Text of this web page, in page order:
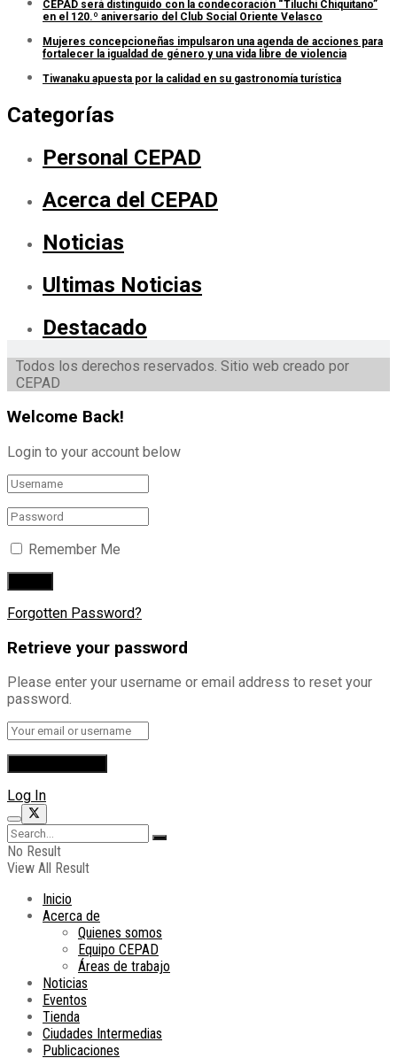
CEPAD será distinguido con la condecoración “Tiluchi Chiquitano”
en el 120.º aniversario del Club Social Oriente Velasco
Mujeres concepcioneñas impulsaron una agenda de acciones para
fortalecer la igualdad de género y una vida libre de violencia
Tiwanaku apuesta por la calidad en su gastronomía turística
Categorías
Personal CEPAD
Acerca del CEPAD
Noticias
Ultimas Noticias
Destacado
Todos los derechos reservados. Sitio web creado por
CEPAD
Welcome Back!
Login to your account below
Remember Me
Forgotten Password?
Retrieve your password
Please enter your username or email address to reset your
password.
Log In
No Result
View All Result
Inicio
Acerca de
Quienes somos
Equipo CEPAD
Áreas de trabajo
Noticias
Eventos
Tienda
Ciudades Intermedias
Publicaciones